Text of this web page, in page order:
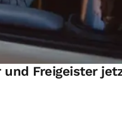
Freigeister